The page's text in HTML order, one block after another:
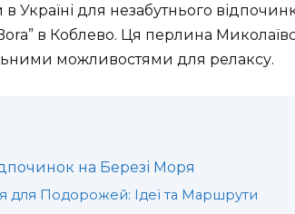
Україні для незабутнього
в Коблево. Ця перлина
можливостями для релаксу.
на Березі Моря
для Подорожей: Ідеї та Маршрути